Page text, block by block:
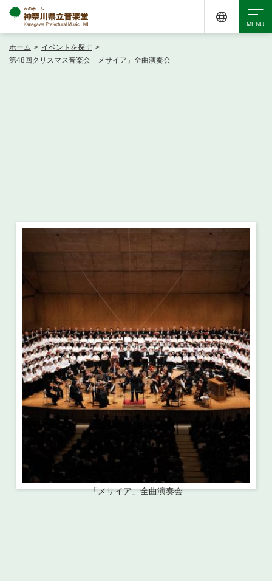
・ イベントカレンダー
・ 交通案内
・ よくある質問
・ 施設を借りる
・ 抽選対象日
・ 利用料金
音楽堂について
・ 音楽堂のご案内
・ フロアマップ
・ 芸術参与
・ 建築見学ツアー
神奈川県立音楽堂
SNS
ホーム > イベントを探す >
第48回クリスマス音楽会「メサイア」全曲演奏会